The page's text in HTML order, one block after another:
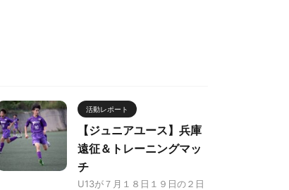
活動レポート
【ジュニアユース】兵庫
遠征＆トレーニングマッ
チ
U13が７月１８日１９日の２日